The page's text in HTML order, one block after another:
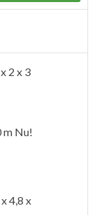
2 x 3
m Nu!
4,8 x